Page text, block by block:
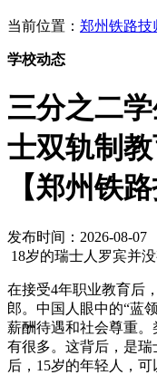
当前位置： 郑州铁路技
学校动态
三分之二
士双轨制
【郑州铁
发布时间：2026-08-
18岁的瑞士人罗宾并没
在接受4年职业教育后
郎。中国人眼中的“蓝
薪酬待遇和社会尊重
有很多。这背后，是
后，15岁的年轻人，